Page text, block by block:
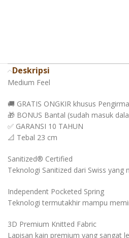
Deskripsi
Medium Feel
🚚 GRATIS ONGKIR khusus
🎁 BONUS Bantal (sudah masuk
✅ GARANSI 10 TAHUN
📐 Tebal 23 cm
Sanitized® Certified
Teknologi Sanitized dari Swiss
Independent Pocketed Spring
Teknologi termutakhir mampu
3D Premium Knitted Fabric
Lapisan kain premium yang sangat